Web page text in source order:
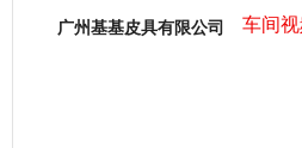
广州基基皮具有限公司 车间